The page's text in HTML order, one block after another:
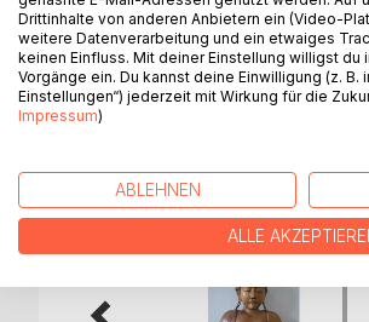
WEITERE
Drittinhalte von anderen Anbietern ein (Video-
weitere Datenverarbeitung und ein etwaiges
keinen Einfluss. Mit deiner Einstellung willigst
Vorgänge ein. Du kannst deine Einwilligung (z. B.
Einstellungen“) jederzeit mit Wirkung für die
Impressum)
ABLEHNEN
ALLE